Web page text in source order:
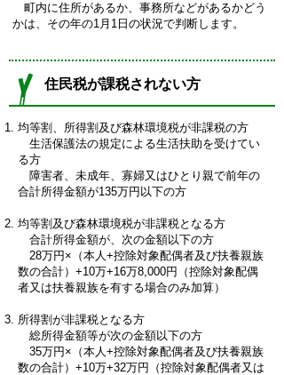
町内に住所があるか、事務所などがあるかどう
かは、その年の1月1日の状況で判断します。
住民税が課税されない方
均等割、所得割及び森林環境税が非課税の方
生活保護法の規定による生活扶助を受けてい
る方
障害者、未成年、寡婦又はひとり親で前年の
合計所得金額が135万円以下の方
均等割及び森林環境税が非課税となる方
合計所得金額が、次の金額以下の方
28万円×（本人+控除対象配偶者及び扶養親族
数の合計）+10万+16万8,000円（控除対象配偶
者又は扶養親族を有する場合のみ加算）
所得割が非課税となる方
総所得金額等が次の金額以下の方
35万円×（本人+控除対象配偶者及び扶養親族
数の合計）+10万+32万円（控除対象配偶者又は